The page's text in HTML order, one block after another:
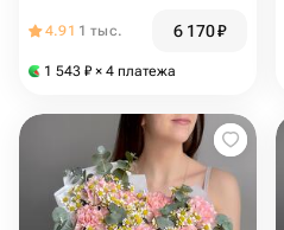
альстромерия
4.91 1 тыс. 6 170₽
1 543 ₽ × 4 платежа